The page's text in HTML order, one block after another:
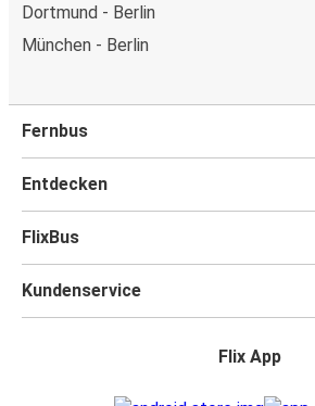
Dortmund - Berlin
München - Berlin
Fernbus
Entdecken
FlixBus
Kundenservice
Flix App